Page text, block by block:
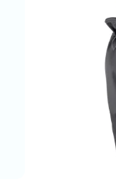
de 0 sur 5 étoiles